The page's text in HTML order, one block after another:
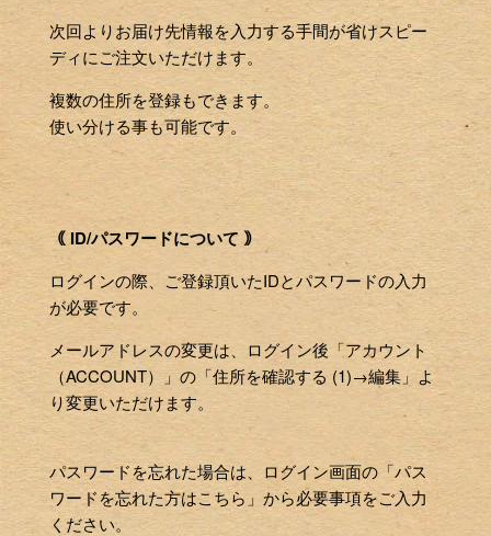
次回よりお届け先情報を入力する手間が省けスピー
ディにご注文いただけます。
複数の住所を登録もできます。
使い分ける事も可能です。
｟ ID/パスワードについて ｠
ログインの際、ご登録頂いたIDとパスワードの入力
が必要です。
メールアドレスの変更は、ログイン後「アカウント
（ACCOUNT）」の「住所を確認する (1)→編集」よ
り変更いただけます。
パスワードを忘れた場合は、ログイン画面の「パス
ワードを忘れた方はこちら」から必要事項をご入力
ください。